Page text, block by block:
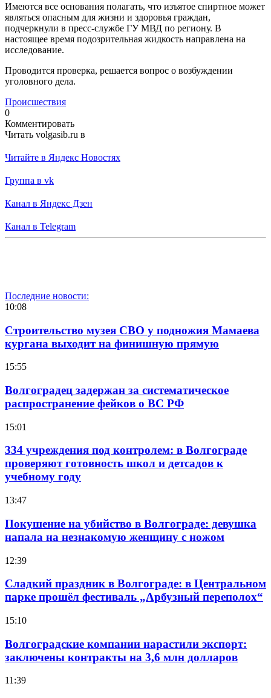
Имеются все основания полагать, что изъятое спиртное может
являться опасным для жизни и здоровья граждан,
подчеркнули в пресс-службе ГУ МВД по региону. В
настоящее время подозрительная жидкость направлена на
исследование.
Проводится проверка, решается вопрос о возбуждении
уголовного дела.
Происшествия
0
Комментировать
Читать volgasib.ru в
Читайте в Яндекс Новостях
Группа в vk
Канал в Яндекс Дзен
Канал в Telegram
Последние новости:
10:08
Строительство музея СВО у подножия Мамаева
кургана выходит на финишную прямую
15:55
Волгоградец задержан за систематическое
распространение фейков о ВС РФ
15:01
334 учреждения под контролем: в Волгограде
проверяют готовность школ и детсадов к
учебному году
13:47
Покушение на убийство в Волгограде: девушка
напала на незнакомую женщину с ножом
12:39
Сладкий праздник в Волгограде: в Центральном
парке прошёл фестиваль „Арбузный переполох“
15:10
Волгоградские компании нарастили экспорт:
заключены контракты на 3,6 млн долларов
11:39